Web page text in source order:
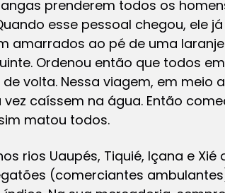
prenderem todos os
esse pessoal chegou, ele
amarrados ao pé de uma
Ordenou então que todos
volta. Nessa viagem, em
caíssem na água. Então
matou todos.
rios Uaupés, Tiquié, Içana e
(comerciantes